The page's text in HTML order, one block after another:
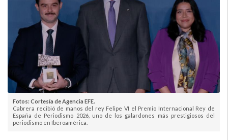
Fotos: Cortesía de Agencia EFE.
Cabrera recibió de manos del rey Felipe VI el Premio Internacional Rey de
España de Periodismo 2026, uno de los galardones más prestigiosos del
periodismo en Iberoamérica.